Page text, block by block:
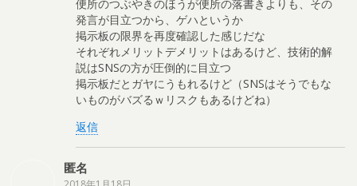
便所のつぶやきのほうが便所の落書きよりも、その
発言が目立つから、ゲハというか
掲示板の限界を再度確認した感じだな
それぞれメリットデメリットはあるけど、技術的解
説はSNSの方が圧倒的に目立つ
掲示板だとガヤにうもれるけど（SNSはそうでもな
いものがバズるｗリスクもあるけどね）
返信
匿名